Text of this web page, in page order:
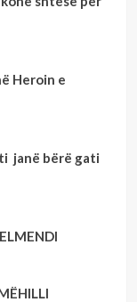
Heroin e
janë bërë gati